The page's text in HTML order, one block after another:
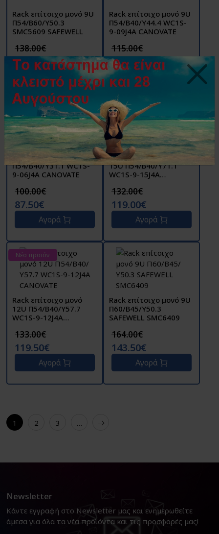
Rack επίτοιχο μονό 9U
Π54/Β60/Υ50.3
SMC5609 SAFEWELL
138.00€
122.00€
Αγορά
Rack επίτοιχο μονό 9U
Π54/Β40/Υ44.4 WC1S-
9-09J4A CANOVATE
115.00€
98.50€
Αγορά
Νέο προϊόν
Rack επίτοιχο μονό 6U
Π54/Β40/Υ31.1 WC1S-
9-06J4A CANOVATE
100.00€
87.50€
Αγορά
Νέο προϊόν
Rack επίτοιχο μονό
15U Π54/Β40/Υ71.1
WC1S-9-15J4A
132.00€
119.00€
Αγορά
Νέο προϊόν
Rack επίτοιχο μονό
12U Π54/Β40/Υ57.7
WC1S-9-12J4A
133.00€
119.50€
Αγορά
Rack επίτοιχο μονό 9U
Π60/Β45/Υ50.3
SAFEWELL SMC6409
164.00€
143.50€
Αγορά
1 2 3 …
Newsletter
Κάντε εγγραφή στο Newsletter μας και ενημερωθείτε
άμεσα για όλα τα νέα προϊόντα και τις προσφορές μας!